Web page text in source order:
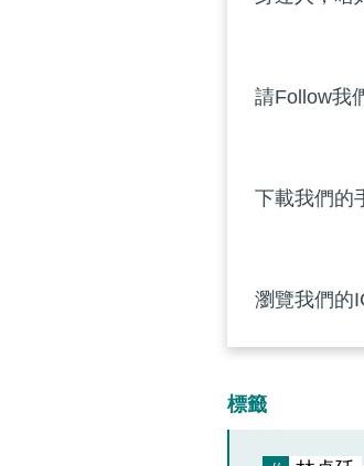
請Follow我
下載我們的
瀏覽我們的
標籤